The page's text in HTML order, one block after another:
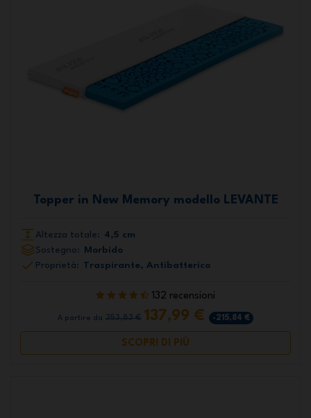
Topper in New Memory modello LEVANTE
Altezza totale: 4,5 cm
Sostegno:
Morbido
Proprietà: Traspirante, Antibatterico
132 recensioni
A partire da 353,83 € 137,99 € -215,84 €
SCOPRI DI PIÙ